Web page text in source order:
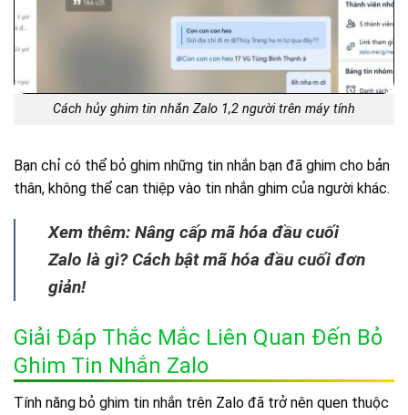
Cách hủy ghim tin nhắn Zalo 1,2 người trên máy tính
Bạn chỉ có thể bỏ ghim những tin nhắn bạn đã ghim cho bản
thân, không thể can thiệp vào tin nhắn ghim của người khác.
Xem thêm: Nâng cấp mã hóa đầu cuối
Zalo là gì? Cách bật mã hóa đầu cuối đơn
giản!
Giải Đáp Thắc Mắc Liên Quan Đến Bỏ
Ghim Tin Nhắn Zalo
Tính năng bỏ ghim tin nhắn trên Zalo đã trở nên quen thuộc